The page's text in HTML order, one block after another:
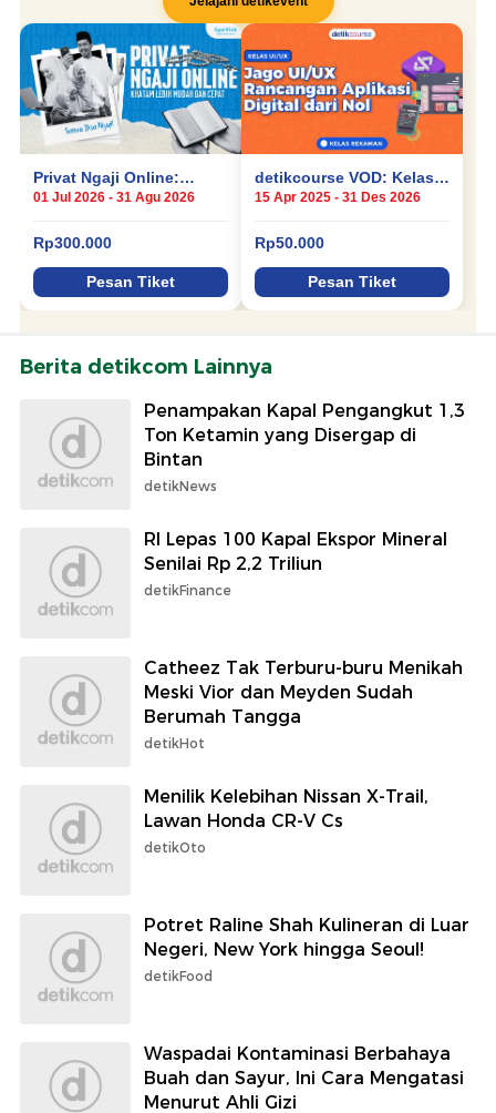
Berita detikcom Lainnya
Penampakan Kapal Pengangkut 1,3
Ton Ketamin yang Disergap di
Bintan
detikNews
RI Lepas 100 Kapal Ekspor Mineral
Senilai Rp 2,2 Triliun
detikFinance
Catheez Tak Terburu-buru Menikah
Meski Vior dan Meyden Sudah
Berumah Tangga
detikHot
Menilik Kelebihan Nissan X-Trail,
Lawan Honda CR-V Cs
detikOto
Potret Raline Shah Kulineran di Luar
Negeri, New York hingga Seoul!
detikFood
Waspadai Kontaminasi Berbahaya
Buah dan Sayur, Ini Cara Mengatasi
Menurut Ahli Gizi